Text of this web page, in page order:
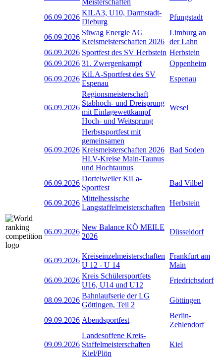
06.09.2026
KILA3, U10, Darmstadt-
Dieburg
Pfungstadt
06.09.2026
Süwag Energie AG
Kreismeisterschaften 2026
Limburg an
der Lahn
06.09.2026 Sportfest des SV Herbstein Herbstein
06.09.2026 31. Zwergenkampf
Oppenheim
06.09.2026
KiLA-Sportfest des SV
Espenau
Espenau
06.09.2026
Regionsmeisterschaft
Stabhoch- und Dreisprung
mit Einlagewettkampf
Hoch- und Weitsprung
Wesel
06.09.2026
Herbstsportfest mit
gemeinsamen
Kreismeisterschaften 2026
HLV-Kreise Main-Taunus
und Hochtaunus
Bad Soden
06.09.2026
Dortelweiler KiLa-
Sportfest
Bad Vilbel
06.09.2026
Mittelhessische
Langstaffelmeisterschaften
Herbstein
06.09.2026
New Balance KÖ MEILE
2026
Düsseldorf
06.09.2026
Kreiseinzelmeisterschaften
U 12 - U 14
Frankfurt am
Main
06.09.2026
Kreis Schülersportfets
U16, U14 und U12
Friedrichsdorf
08.09.2026
Bahnlaufserie der LG
Göttingen, Teil 2
Göttingen
09.09.2026 Abendsportfest
Berlin-
Zehlendorf
09.09.2026
Landesoffene Kreis-
Staffelmeisterschaften
Kiel/Plön
Kiel